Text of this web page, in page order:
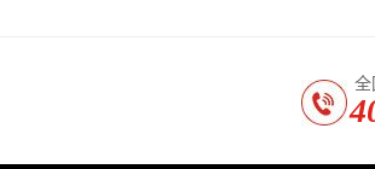
全